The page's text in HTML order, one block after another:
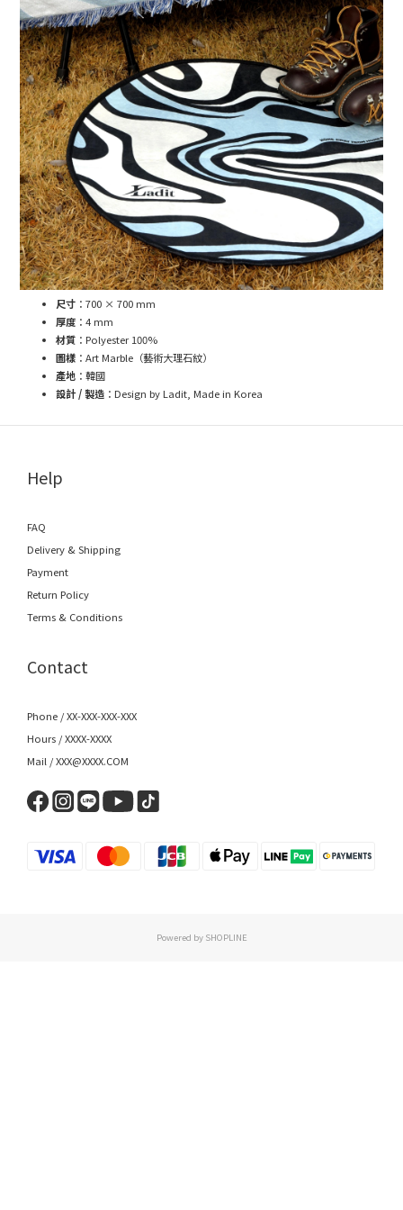
尺寸 ：700 × 700 mm
厚度 ：4 mm
材質 ：Polyester 100%
圖樣 ：Art Marble（藝術大理石紋）
產地 ：韓國
設計 / 製造 ：Design by Ladit, Made in Korea
Help
FAQ
Delivery & Shipping
Payment
Return Policy
Terms & Conditions
Contact
Phone / XX-XXX-XXX-XXX
Hours / XXXX-XXXX
Mail / XXX@XXXX.COM
Powered by SHOPLINE